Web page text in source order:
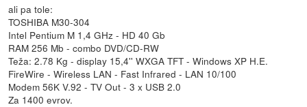
ali pa tole:
TOSHIBA M30-304
Intel Pentium M 1,4 GHz - HD 40 Gb
RAM 256 Mb - combo DVD/CD-RW
Teža: 2.78 Kg - display 15,4'' WXGA TFT - Windows XP H.E.
FireWire - Wireless LAN - Fast Infrared - LAN 10/100
Modem 56K V.92 - TV Out - 3 x USB 2.0
Za 1400 evrov.